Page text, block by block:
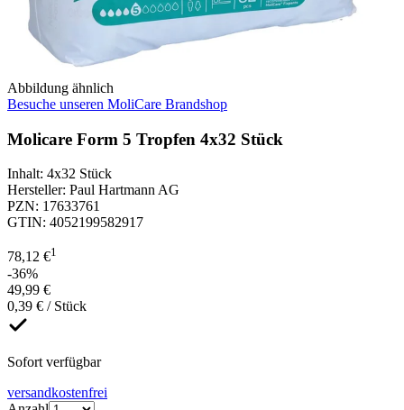
Abbildung ähnlich
Besuche unseren MoliCare Brandshop
Molicare Form 5 Tropfen 4x32 Stück
Inhalt: 4x32 Stück
Hersteller: Paul Hartmann AG
PZN: 17633761
GTIN: 4052199582917
78,12 €1
-36%
49,99 €
0,39 € / Stück
Sofort verfügbar
versandkostenfrei